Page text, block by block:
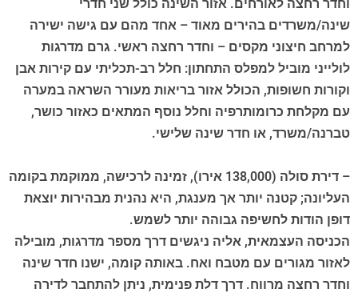
וחדר רחצה לאורחים. אזור השינה כולל שני חדרי
שינה/משרדים בהירים מאוד – אחד מהם עם גישה ישירה
למרחב חיצוני מקסים – וחדר רחצה ראשי. גרם מדרגות
לולייני מוביל למפלס התחתון: חלל רב-תכליתי עם קירות אבן
וקורות חשופות, הכולל אזור בריאות מעורר השראה במערה
עם מקלחת כרומותרפיה וחלל נוסף המתאים כאזור כושר,
טברנה/משרד, או חדר שינה שלישי.
– דירת סולה (138,000 אירו), זמינה לרכישה, ממוקמת בקומה
העליונה; קטנה יותר אך מענגת, היא נהנית מבהירות יוצאת
דופן הודות לחשיפה גבוהה יותר לשמש.
הכניסה העצמאית, אליה ניגשים דרך מספר מדרגות, מובילה
לאזור מגורים עם מטבח ואח. באותה קומה, ישנו חדר שינה
וחדר רחצה מרווח. דרך דלת פנימית, ניתן להתחבר לדירה